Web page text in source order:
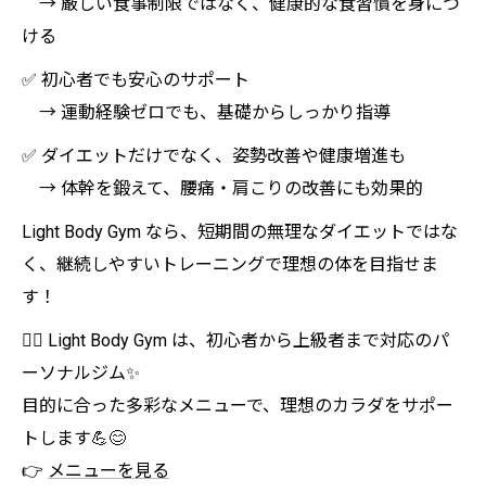
→ 厳しい食事制限ではなく、健康的な食習慣を身につ
ける
✅ 初心者でも安心のサポート
→ 運動経験ゼロでも、基礎からしっかり指導
✅ ダイエットだけでなく、姿勢改善や健康増進も
→ 体幹を鍛えて、腰痛・肩こりの改善にも効果的
Light Body Gym なら、短期間の無理なダイエットではな
く、継続しやすいトレーニングで理想の体を目指せま
す！
🏋️‍♀️ Light Body Gym は、初心者から上級者まで対応のパ
ーソナルジム✨
目的に合った多彩なメニューで、理想のカラダをサポー
トします💪😊
👉 メニューを見る